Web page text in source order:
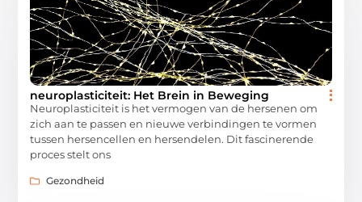
neuroplasticiteit: Het Brein in Beweging
Neuroplasticiteit is het vermogen van de hersenen om
zich aan te passen en nieuwe verbindingen te vormen
tussen hersencellen en hersendelen. Dit fascinerende
proces stelt ons
Gezondheid